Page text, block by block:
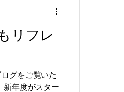
ーリ
リフレ
グをご覧いた
新年度がスター